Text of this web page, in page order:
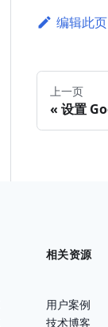
编辑此页
上一页
设置
相关资源
用户案例
技术博客